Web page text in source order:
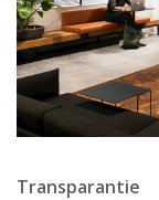
Transparantie